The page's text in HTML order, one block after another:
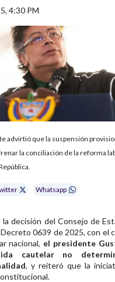
4:30 PM
advirtió que la suspensión
la conciliación de la reforma
Whatsapp
decisión del Consejo de
0639 de 2025, con el
nacional, el presidente
cautelar no
, y reiteró que la